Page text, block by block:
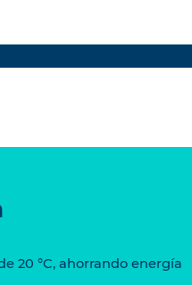
20 °C, ahorrando energía